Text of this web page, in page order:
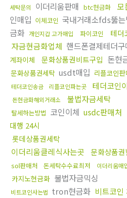
세탁문의
이더리움판매 btc현금화 모
인매입 이체코인 국내거래소fds뚫는
금화 개인지갑 고가매입 파이코인 테더
자금현금화업체 핸드폰결제테더구
계좌이체
문화상품권비트구입 돈현
문화상품권세탁 usdt매입 리플코인판
테더코인송금 리플코인파는곳 테더코인
돈현금화해외거래소 불법자금세탁
탈세하는방법 코인이체 usdc판매처
대행 24시
롯데상품권세탁
이더리움클레식사는곳 문화상품
sol판매처 돈세탁수수료최저 이더리움매
카지노현금화 불법자금믹싱
비트코인사는법 tron현금화 비트코인